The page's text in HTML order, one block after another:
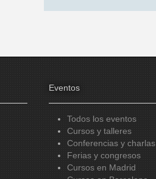
Eventos
Todos los eventos
Cursos y talleres
Conferencias y charlas
Ferias y congresos
Cursos en Madrid